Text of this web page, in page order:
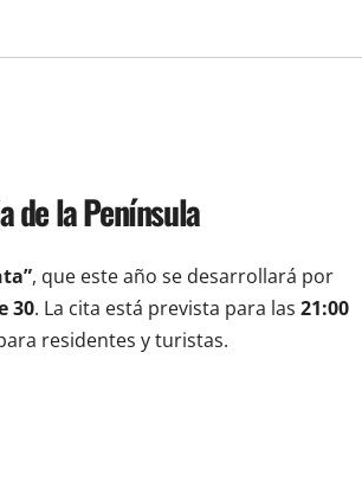
de la Península
, que este año se desarrollará por
30. La cita está prevista para las 21:00
residentes y turistas.